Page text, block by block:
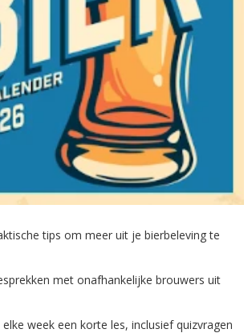
tips om meer uit je bierbeleving te
met onafhankelijke brouwers uit
elke week een korte les, inclusief quizvragen